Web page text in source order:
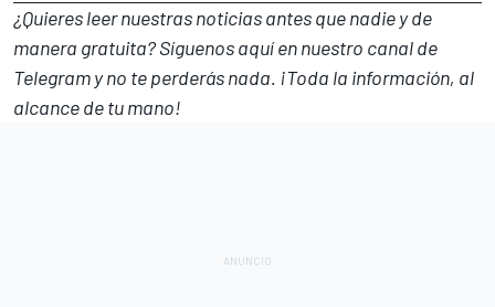
¿Quieres leer nuestras noticias antes que nadie y de
manera gratuita? Síguenosaquí en nuestro canal de
Telegramy no te perderás nada. ¡Toda la información, al
alcance de tu mano!